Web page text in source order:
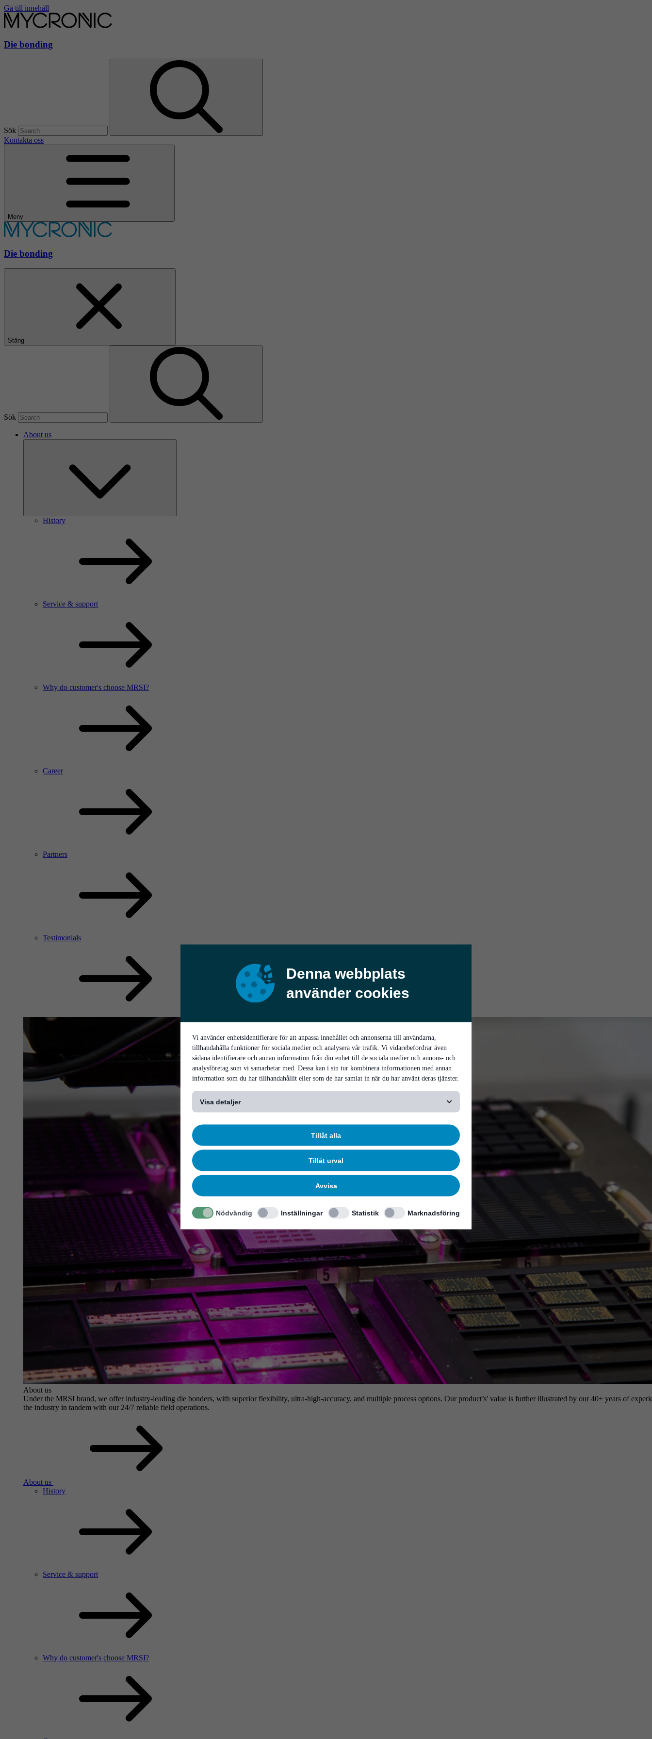
Denna webbplats
använder cookies
Vi använder enhetsidentifierare för att anpassa innehållet och annonserna till användarna,
tillhandahålla funktioner för sociala medier och analysera vår trafik. Vi vidarebefordrar även
sådana identifierare och annan information från din enhet till de sociala medier och annons- och
analysföretag som vi samarbetar med. Dessa kan i sin tur kombinera informationen med annan
information som du har tillhandahållit eller som de har samlat in när du har använt deras tjänster.
Visa detaljer
Tillåt alla
Tillåt urval
Avvisa
Nödvändig Inställningar Statistik Marknadsföring
Gå till innehåll
Die bonding
Sök
Kontakta oss
Meny
Die bonding
Stäng
Sök
About us
History
Service & support
Why do customer's choose MRSI?
Career
Partners
Testimonials
About us
Under the MRSI brand, we offer industry-leading die bonders, with superior flexibility, ultra-high-accuracy, and multiple process options. Our product’s' value is further illustrated by our 40+ years of
the industry in tandem with our 24/7 reliable field operations.
About us
History
Service & support
Why do customer's choose MRSI?